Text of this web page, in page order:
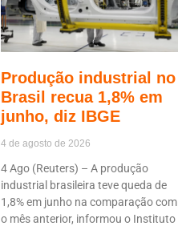
Produção industrial no
Brasil recua 1,8% em
junho, diz IBGE
4 de agosto de 2026
4 Ago (Reuters) – A produção
industrial brasileira teve queda de
1,8% em junho na comparação com
o mês anterior, informou o Instituto